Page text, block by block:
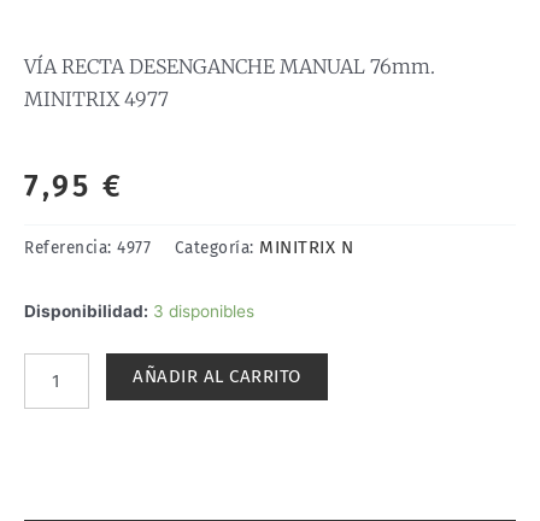
VÍA RECTA DESENGANCHE MANUAL 76mm.
MINITRIX 4977
7,95 €
Referencia: 4977 Categoría: MINITRIX N
Disponibilidad: 3 disponibles
VÍA
MANUAL
AÑADIR AL CARRITO